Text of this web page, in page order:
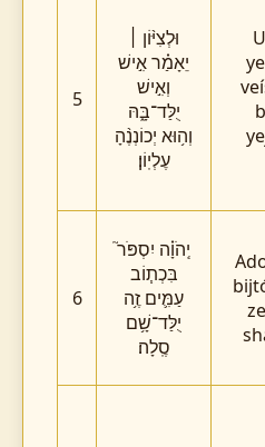
5
וּלְצִיּ֨וֹן ׀
יֵאָמַ֗ר אִ֣ישׁ
וְאִ֣ישׁ
יֻלַּד־בָּ֑הּ
וְה֥וּא יְכוֹנְנֶ֨הָ
עֶלְיֽוֹן׃
6
יְֽהֹוָ֗ה יִסְפֹּר֮
בִּכְת֧וֹב
עַמִּ֛ים זֶ֥ה
יֻלַּד־שָׁ֥ם
סֶֽלָה׃